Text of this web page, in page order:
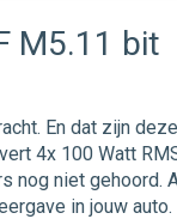
M5.11 bit
En dat zijn
4x 100 Watt
nog niet
in jouw